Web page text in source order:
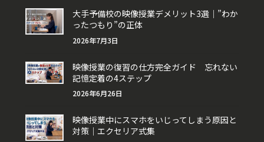
大手予備校の映像授業デメリット3選｜”わか
ったつもり”の正体
2026年7月3日
映像授業の復習の仕方完全ガイド 忘れない
記憶定着の4ステップ
2026年6月26日
映像授業中にスマホをいじってしまう原因と
対策｜エクセリア式集